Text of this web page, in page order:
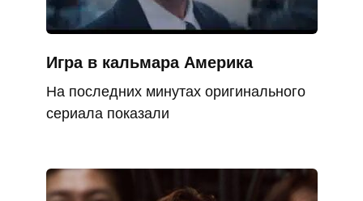
Игра в кальмара Америка
На последних минутах оригинального
сериала показали